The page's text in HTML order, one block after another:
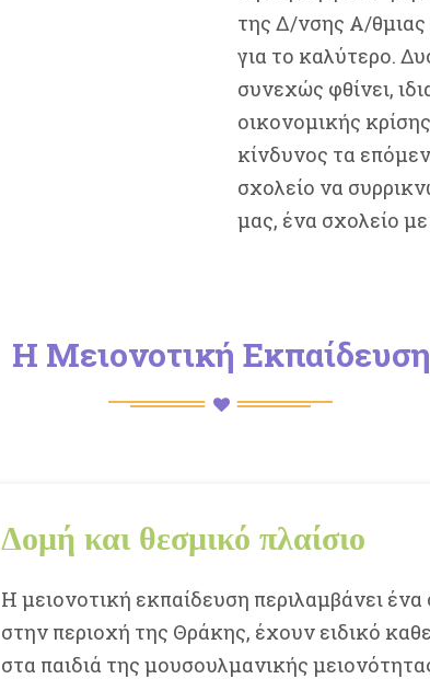
της Δ/νσης Α/
για το καλύτερο.
συνεχώς φθίνει,
οικονομικής
κίνδυνος τα
σχολείο να
μας, ένα σχολείο
Η Μειονοτική Εκπαίδευση
Δομή και θεσμικό πλαίσιο
Η μειονοτική εκπαίδευση περιλαμβάνει
στην περιοχή της Θράκης, έχουν ειδικό
στα παιδιά της μουσουλμανικής